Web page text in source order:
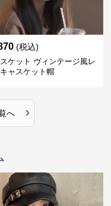
(税込)
ケット ヴィンテージ風レ
ャスケット帽
へ ›